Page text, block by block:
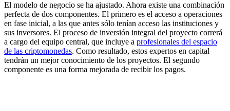
El modelo de negocio se ha ajustado. Ahora existe una combinación
perfecta de dos componentes. El primero es el acceso a operaciones
en fase inicial, a las que antes sólo tenían acceso las instituciones y
sus inversores. El proceso de inversión integral del proyecto correrá
a cargo del equipo central, que incluye a profesionales del espacio
de las criptomonedas. Como resultado, estos expertos en capital
tendrán un mejor conocimiento de los proyectos. El segundo
componente es una forma mejorada de recibir los pagos.